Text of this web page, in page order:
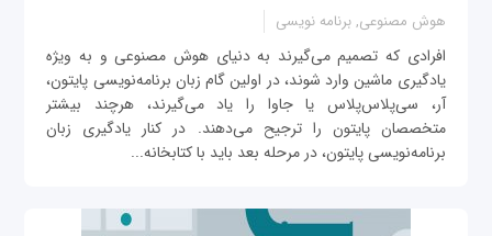
هوش مصنوعی, برنامه نویسی
افرادی که تصمیم می‌گیرند به دنیای هوش مصنوعی و به ویژه
یادگیری ماشین وارد شوند، در اولین گام زبان برنامه‌نویسی پایتون،
آر، سی‌پلاس‌پلاس یا جاوا را یاد می‌گیرند، هرچند بیشتر
متخصصان پایتون را ترجیح می‌دهند. در کنار یادگیری زبان
برنامه‌نویسی پایتون، در مرحله بعد باید با کتابخانه‌...